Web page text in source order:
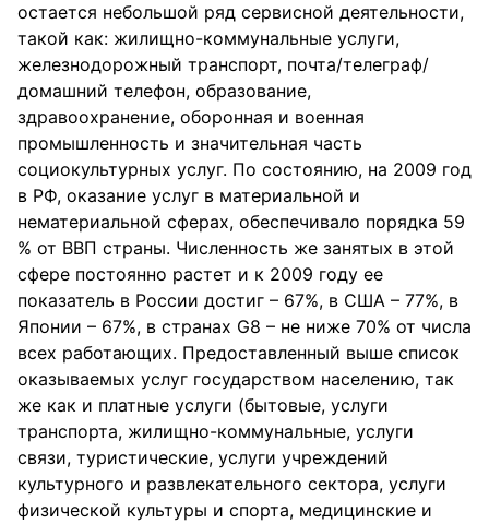
остается небольшой ряд сервисной деятельности,
такой как: жилищно-коммунальные услуги,
железнодорожный транспорт, почта/телеграф/
домашний телефон, образование,
здравоохранение, оборонная и военная
промышленность и значительная часть
социокультурных услуг. По состоянию, на 2009 год
в РФ, оказание услуг в материальной и
нематериальной сферах, обеспечивало порядка 59
% от ВВП страны. Численность же занятых в этой
сфере постоянно растет и к 2009 году ее
показатель в России достиг – 67%, в США – 77%, в
Японии – 67%, в странах G8 – не ниже 70% от числа
всех работающих. Предоставленный выше список
оказываемых услуг государством населению, так
же как и платные услуги (бытовые, услуги
транспорта, жилищно-коммунальные, услуги
связи, туристические, услуги учреждений
культурного и развлекательного сектора, услуги
физической культуры и спорта, медицинские и